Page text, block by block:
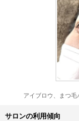
アイブロウ、まつ
サロンの利用傾向